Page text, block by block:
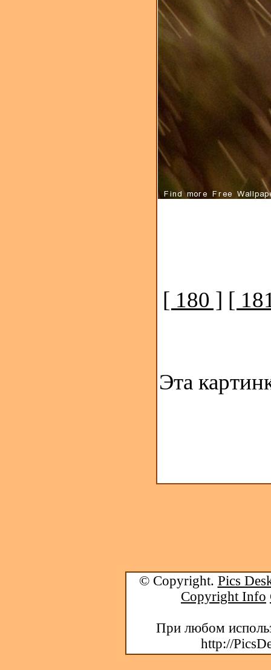
[ 180 ] [
Эта
© Copyright. Pics
Copyright Info
При любом
http://